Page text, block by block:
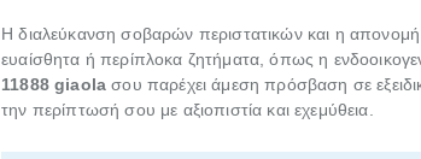
Η διαλεύκανση σοβαρών περιστατικών και η απονομή
ευαίσθητα ή περίπλοκα ζητήματα, όπως η
11888 giaola σου παρέχει άμεση πρόσβαση σε
την περίπτωσή σου με αξιοπιστία και εχεμύθεια.